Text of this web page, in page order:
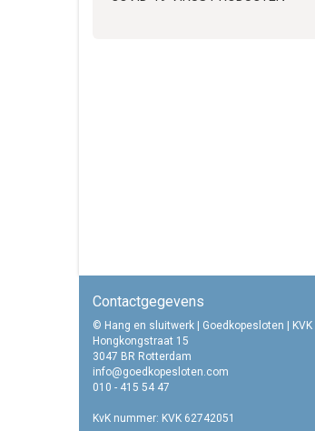
Contactgegevens
© Hang en sluitwerk | Goedkopesloten | KVK
Hongkongstraat 15
3047 BR Rotterdam
info@goedkopesloten.com
010 - 415 54 47
KvK nummer: KVK 62742051